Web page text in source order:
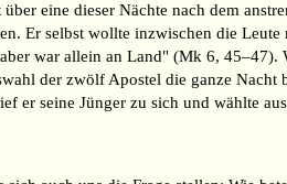
eine dieser Nächte nach dem
Er selbst wollte inzwischen die
war allein an Land" (Mk 6,
der zwölf Apostel die ganze
er seine Jünger zu sich und wählte